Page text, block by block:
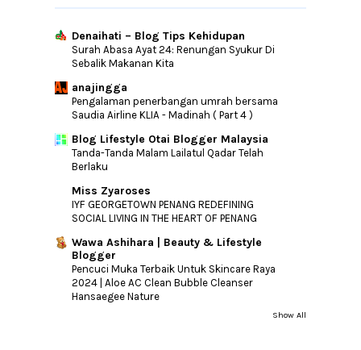
Denaihati – Blog Tips Kehidupan
Surah Abasa Ayat 24: Renungan Syukur Di
Sebalik Makanan Kita
anajingga
Pengalaman penerbangan umrah bersama
Saudia Airline KLIA - Madinah ( Part 4 )
Blog Lifestyle Otai Blogger Malaysia
Tanda-Tanda Malam Lailatul Qadar Telah
Berlaku
Miss Zyaroses
IYF GEORGETOWN PENANG REDEFINING
SOCIAL LIVING IN THE HEART OF PENANG
Wawa Ashihara | Beauty & Lifestyle
Blogger
Pencuci Muka Terbaik Untuk Skincare Raya
2024 | Aloe AC Clean Bubble Cleanser
Hansaegee Nature
Show All